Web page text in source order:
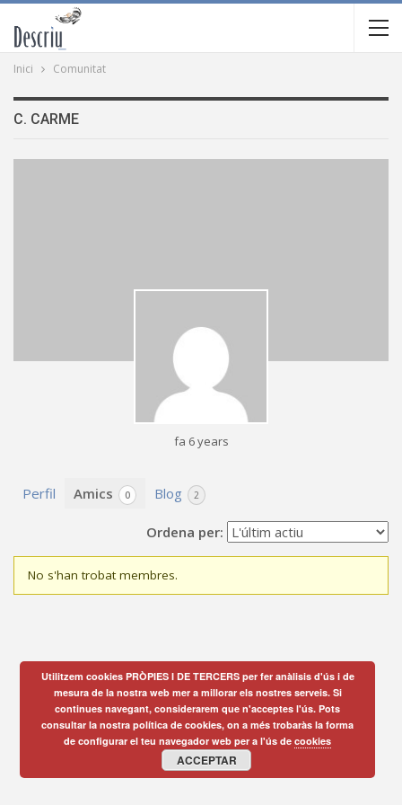
Inici Comunitat
C. CARME
fa 6 years
Perfil Amics 0 Blog 2
Ordena per:
Amics
No s'han trobat membres.
Utilitzem cookies PRÒPIES I DE TERCERS per fer anàlisis d'ús i de
mesura de la nostra web mer a millorar els nostres serveis. Si
continues navegant, considerarem que n'acceptes l'ús. Pots
consultar la nostra política de cookies, on a més trobaràs la forma
de configurar el teu navegador web per a l'ús decookies
ACCEPTAR